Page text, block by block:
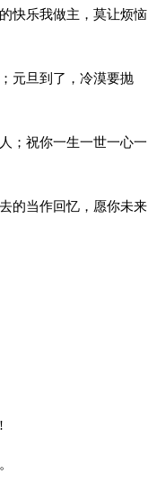
快乐我做主，莫让烦恼
元旦到了，冷漠要抛
；祝你一生一世一心一
的当作回忆，愿你未来